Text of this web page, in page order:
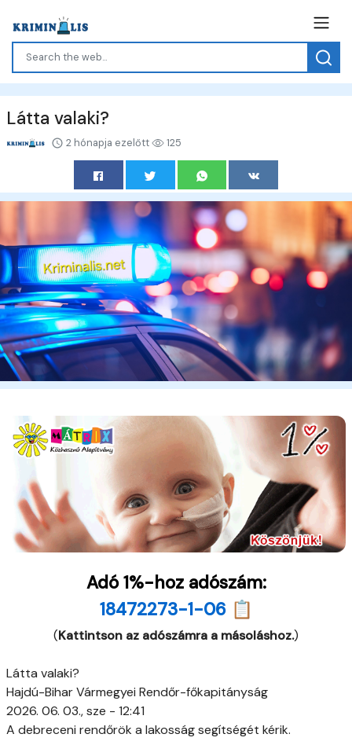
Látta valaki?
2 hónapja ezelőtt 125
Adó 1%-hoz adószám:
18472273-1-06 📋
(Kattintson az adószámra a másoláshoz.)
Látta valaki?
Hajdú-Bihar Vármegyei Rendőr-főkapitányság
2026. 06. 03., sze - 12:41
A debreceni rendőrök a lakosság segítségét kérik.